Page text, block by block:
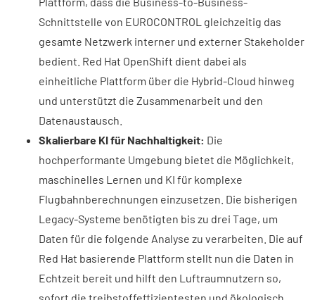
Schnittstelle von EUROCONTROL gleichzeitig das
gesamte Netzwerk interner und externer Stakeholder
bedient. Red Hat OpenShift dient dabei als
einheitliche Plattform über die Hybrid-Cloud hinweg
und unterstützt die Zusammenarbeit und den
Datenaustausch.
Skalierbare KI für Nachhaltigkeit: Die
hochperformante Umgebung bietet die Möglichkeit,
maschinelles Lernen und KI für komplexe
Flugbahnberechnungen einzusetzen. Die bisherigen
Legacy-Systeme benötigten bis zu drei Tage, um
Daten für die folgende Analyse zu verarbeiten. Die auf
Red Hat basierende Plattform stellt nun die Daten in
Echtzeit bereit und hilft den Luftraumnutzern so,
sofort die treibstoffeffizientesten und ökologisch